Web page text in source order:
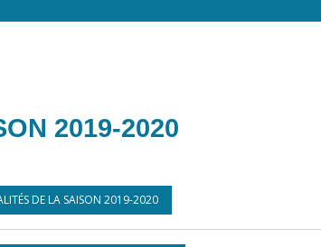
2019-2020
DE LA SAISON 2019-2020